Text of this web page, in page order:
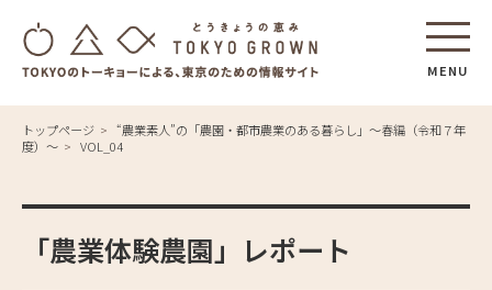
MENU
トップページ
“農業素人”の「農園・都市農業のある暮らし」〜春編（令和７年
度）〜
VOL_04
「農業体験農園」レポート